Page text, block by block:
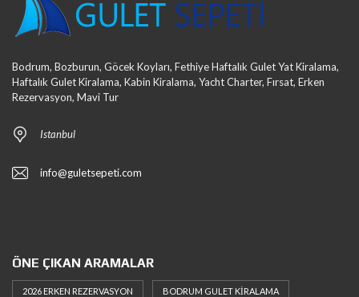
Bodrum, Bozburun, Göcek Koyları, Fethiye Haftalık Gulet Yat Kiralama,
Haftalık Gulet Kiralama, Kabin Kiralama, Yacht Charter, Fırsat, Erken
Rezervasyon, Mavi Tur
Istanbul
info@guletsepeti.com
ÖNE ÇIKAN ARAMALAR
2026 ERKEN REZERVASYON BODRUM GULET KIRALAMA